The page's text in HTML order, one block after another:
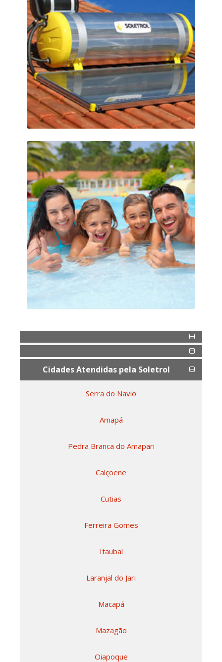
Cidades Atendidas pela Soletrol
Serra do Navio
Amapá
Pedra Branca do Amapari
Calçoene
Cutias
Ferreira Gomes
Itaubal
Laranjal do Jari
Macapá
Mazagão
Oiapoque